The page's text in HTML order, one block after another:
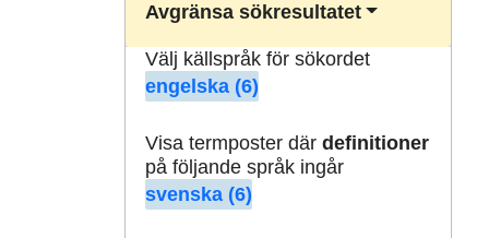
Avgränsa sökresultatet
Välj källspråk för sökordet
engelska (6)
Visa termposter där definitioner
på följande språk ingår
svenska (6)